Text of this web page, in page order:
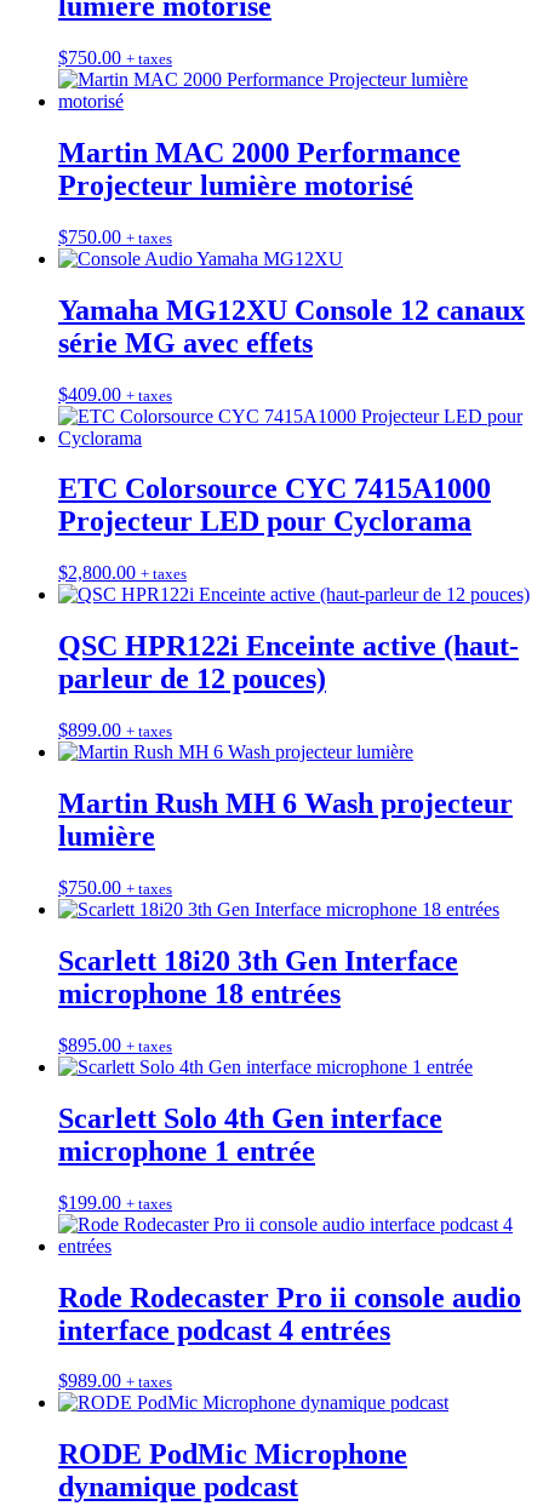
$750.00 + taxes
Martin MAC 2000 Performance
Projecteur lumière motorisé
$750.00 + taxes
Yamaha MG12XU Console 12 canaux
série MG avec effets
$409.00 + taxes
ETC Colorsource CYC 7415A1000
Projecteur LED pour Cyclorama
$2,800.00 + taxes
QSC HPR122i Enceinte active (haut-
parleur de 12 pouces)
$899.00 + taxes
Martin Rush MH 6 Wash projecteur
lumière
$750.00 + taxes
Scarlett 18i20 3th Gen Interface
microphone 18 entrées
$895.00 + taxes
Scarlett Solo 4th Gen interface
microphone 1 entrée
$199.00 + taxes
Rode Rodecaster Pro ii console audio
interface podcast 4 entrées
$989.00 + taxes
RODE PodMic Microphone
dynamique podcast